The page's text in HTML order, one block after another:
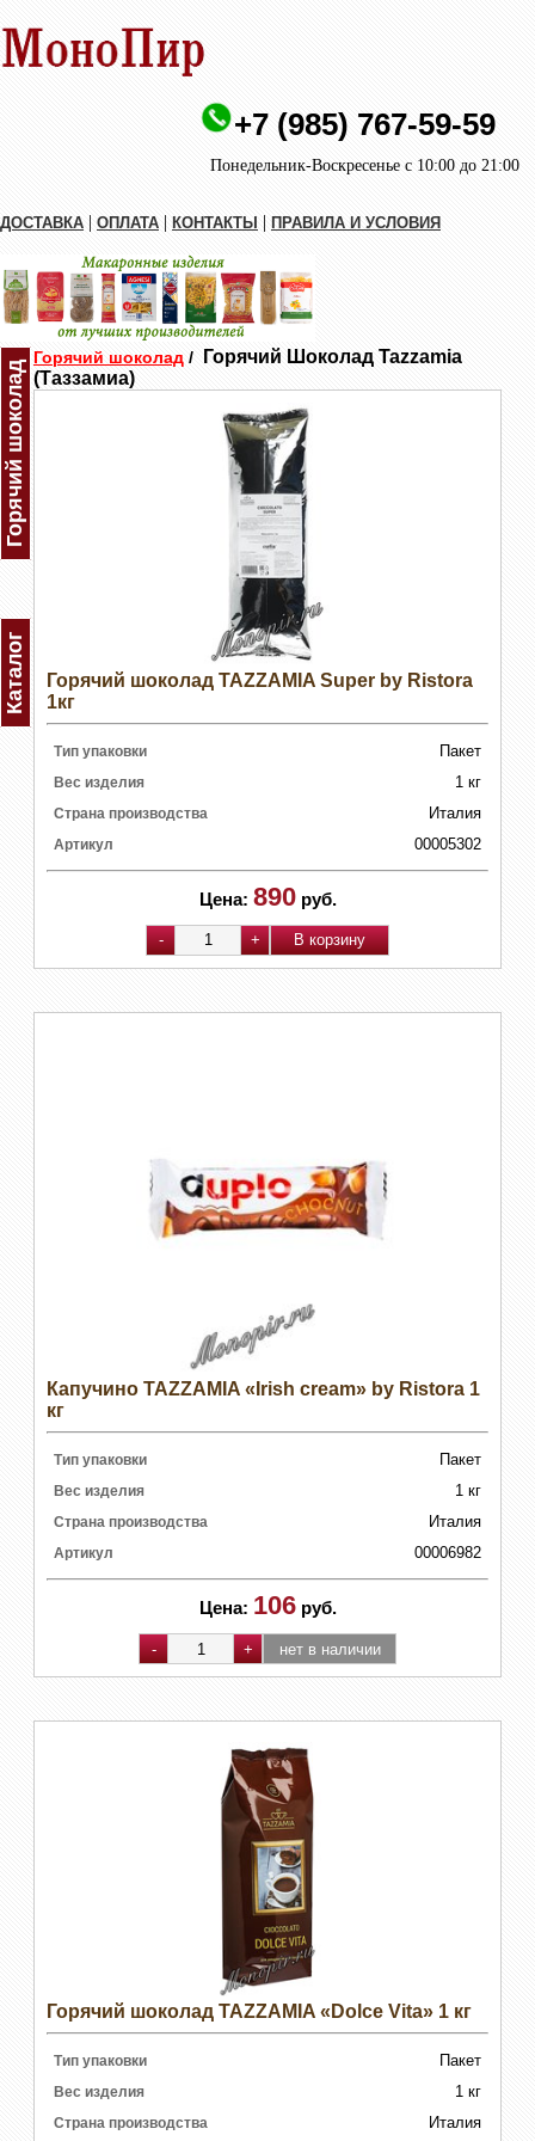
+7 (985) 767-59-59
Понедельник-Воскресенье с 10:00 до 21:00
ДОСТАВКА | ОПЛАТА | КОНТАКТЫ | ПРАВИЛА И УСЛОВИЯ
Горячий шоколад
Каталог
Горячий шоколад /
Горячий Шоколад Tazzamia
(Таззамиа)
Горячий шоколад TAZZAMIA Super by Ristora
1кг
Тип упаковки Пакет
Вес изделия 1 кг
Страна производства Италия
Артикул 00005302
Цена: 890 руб.
Капучино TAZZAMIA «Irish cream» by Ristora 1
кг
Тип упаковки Пакет
Вес изделия 1 кг
Страна производства Италия
Артикул 00006982
Цена: 106 руб.
Горячий шоколад TAZZAMIA «Dolce Vita» 1 кг
Тип упаковки Пакет
Вес изделия 1 кг
Страна производства Италия